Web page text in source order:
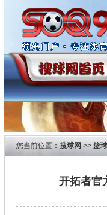
您当前位置： 搜球网 >> 篮球
开拓者官